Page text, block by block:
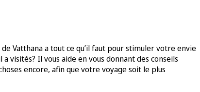
Vatthana a tout ce qu’il faut pour stimuler votre envie
visités? Il vous aide en vous donnant des conseils
encore, afin que votre voyage soit le plus